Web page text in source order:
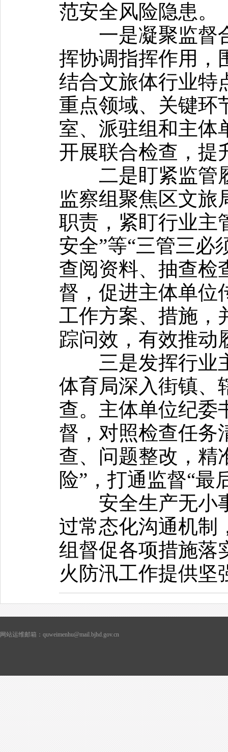
范安全风险隐患。
一是凝聚监督
挥协调指挥作用，
结合文旅体行业特
重点领域、关键环
室、派驻组和主体
开展联合检查，提
二是盯紧监管
监察组聚焦区文旅
职责，紧盯行业主
安全”等“三管三必
查阅资料、抽查检
督，促进主体单位
工作方案、措施，
踪问效，有效推动
三是发挥行业
体育局深入街镇、
查。主体单位纪委
督，对照检查任务
查、问题整改，精
险”，打通监督“最
安全生产无小
过常态化沟通机制
组督促各项措施落
火防汛工作提供坚
网站运维邮箱：quweimenhu@mail.bjhd.gov.cn